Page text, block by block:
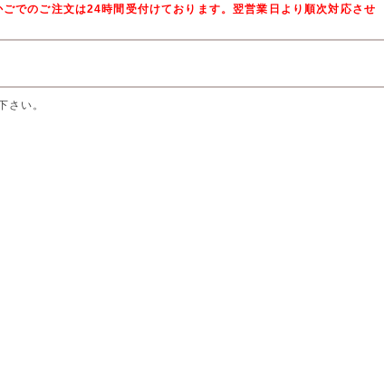
でのご注文は24時間受付けております。翌営業日より順次対応させ
さい。